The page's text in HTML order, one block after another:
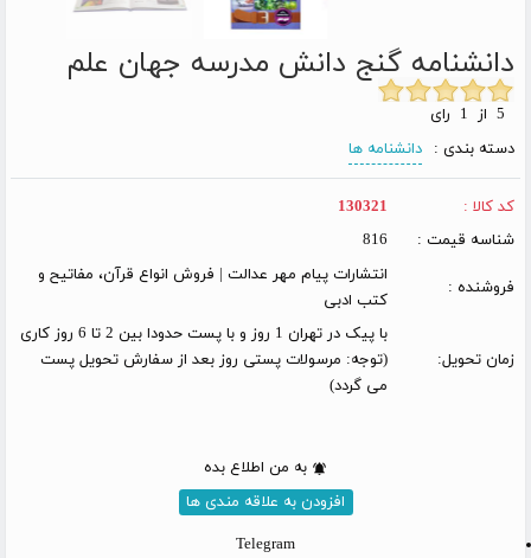
دانشنامه گنج دانش مدرسه جهان علم
دسته بندی :
دانشنامه ها
کد کالا :
130321
شناسه قیمت :
816
فروشنده :
انتشارات پیام مهر عدالت | فروش انواع قرآن، مفاتیح و
کتب ادبی
زمان تحویل:
با پیک در تهران 1 روز و با پست حدودا بین 2 تا 6 روز کاری
(توجه: مرسولات پستی روز بعد از سفارش تحویل پست
می گردد)
به من اطلاع بده
افزودن به علاقه مندی ها
Telegram